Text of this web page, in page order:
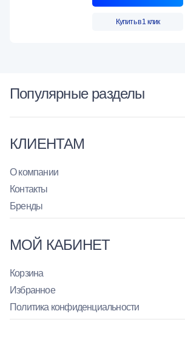
Купить в 1 клик
Популярные разделы
КЛИЕНТАМ
О компании
Контакты
Бренды
МОЙ КАБИНЕТ
Корзина
Избранное
Политика конфиденциальности